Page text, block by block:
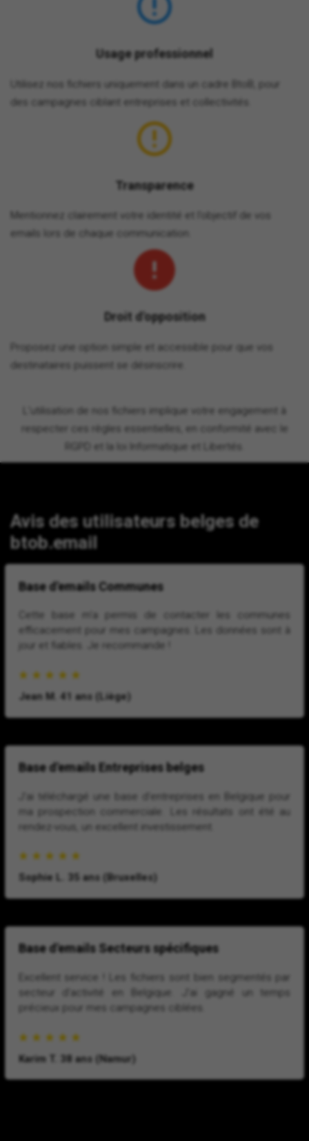
Usage professionnel
Utilisez nos fichiers uniquement dans un cadre BtoB, pour
des campagnes ciblant entreprises et collectivités.
Transparence
Mentionnez clairement votre identité et l’objectif de vos
emails lors de chaque communication.
Droit d'opposition
Proposez une option simple et accessible pour que vos
destinataires puissent se désinscrire.
L'utilisation de nos fichiers implique votre engagement à
respecter ces règles essentielles, en conformité avec le
RGPD et la loi Informatique et Libertés.
Avis des utilisateurs belges de
btob.email
Base d'emails Communes
Cette base m'a permis de contacter les communes
efficacement pour mes campagnes. Les données sont à
jour et fiables. Je recommande !
Jean M. 41 ans (Liège)
Base d'emails Entreprises belges
J'ai téléchargé une base d'entreprises en Belgique pour
ma prospection commerciale. Les résultats ont été au
rendez-vous, un excellent investissement.
Sophie L. 35 ans (Bruxelles)
Base d'emails Secteurs spécifiques
Excellent service ! Les fichiers sont bien segmentés par
secteur d'activité en Belgique. J'ai gagné un temps
précieux pour mes campagnes ciblées.
Karim T. 38 ans (Namur)